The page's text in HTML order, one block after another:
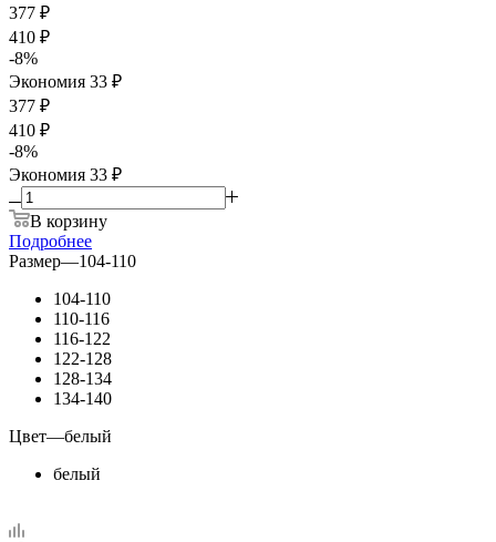
377 ₽
410 ₽
-8%
Экономия 33 ₽
377 ₽
410 ₽
-8%
Экономия 33 ₽
В корзину
Подробнее
Размер—104-110
104-110
110-116
116-122
122-128
128-134
134-140
Цвет—белый
белый